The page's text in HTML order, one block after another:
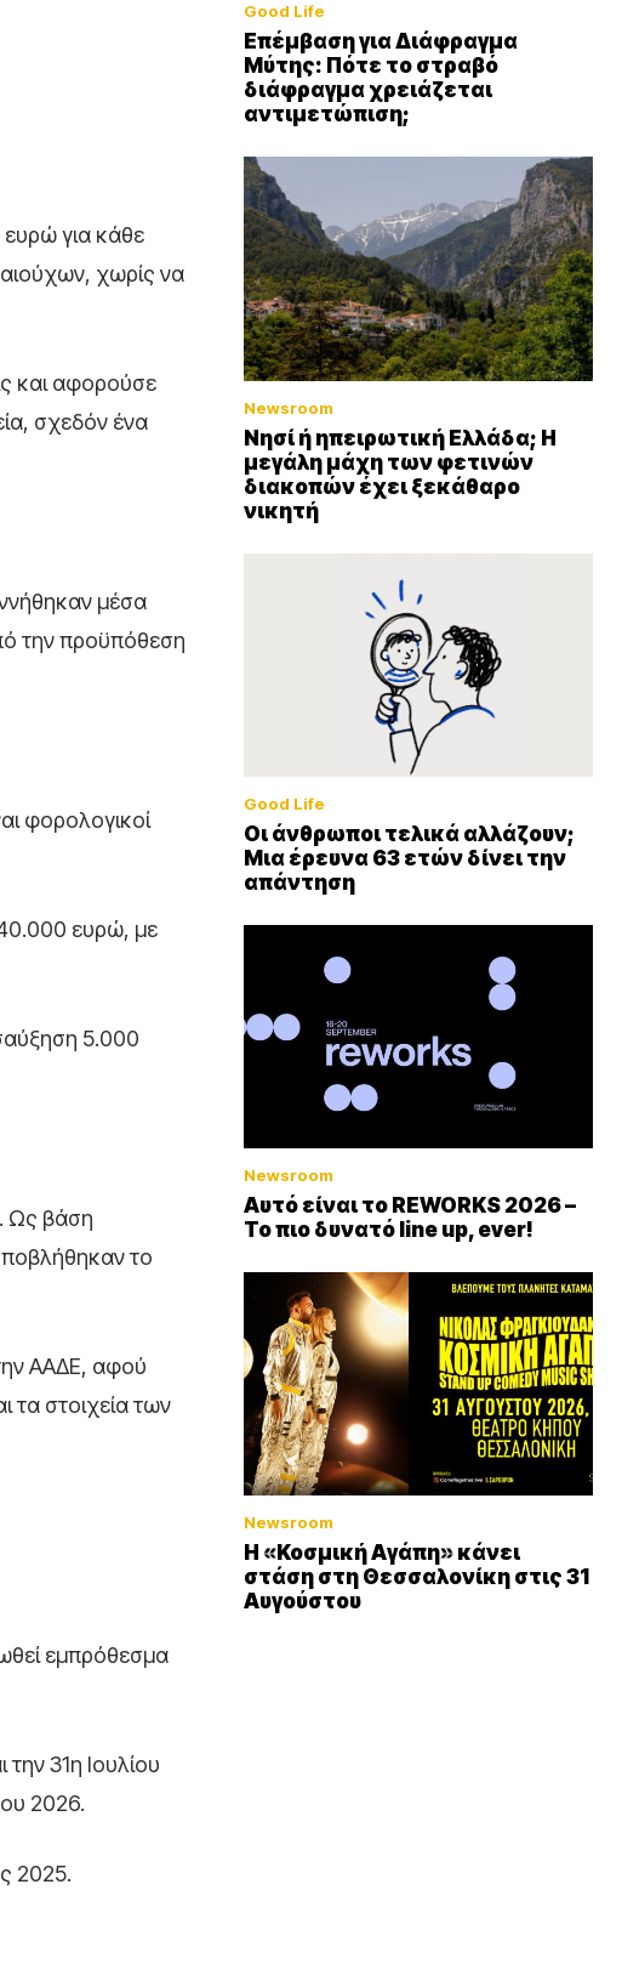
για κάθε
χωρίς να
και αφορούσε
σχεδόν ένα
μέσα
την προϋπόθεση
φορολογικοί
40.000 ευρώ, με
5.000
Ως βάση
το
ΑΑΔΕ, αφού
στοιχεία των
εμπρόθεσμα
31η Ιουλίου
2026.
2025.
Good Life
Επέμβαση για Διάφραγμα
Μύτης: Πότε το στραβό
διάφραγμα χρειάζεται
αντιμετώπιση;
Newsroom
Νησί ή ηπειρωτική Ελλάδα; Η
μεγάλη μάχη των φετινών
διακοπών έχει ξεκάθαρο
νικητή
Good Life
Οι άνθρωποι τελικά αλλάζουν;
Μια έρευνα 63 ετών δίνει την
απάντηση
Newsroom
Αυτό είναι το REWORKS 2026 –
Το πιο δυνατό line up, ever!
Newsroom
Η «Κοσμική Αγάπη» κάνει
στάση στη Θεσσαλονίκη στις 31
Αυγούστου